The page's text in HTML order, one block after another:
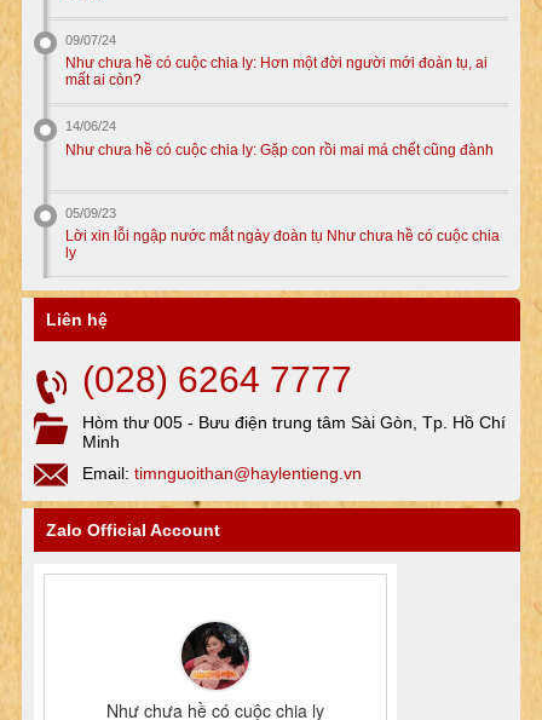
09/07/24
Như chưa hề có cuộc chia ly: Hơn một đời người mới đoàn tụ, ai
mất ai còn?
14/06/24
Như chưa hề có cuộc chia ly: Gặp con rồi mai má chết cũng đành
05/09/23
Lời xin lỗi ngập nước mắt ngày đoàn tụ Như chưa hề có cuộc chia
ly
Liên hệ
(028) 6264 7777
Hòm thư 005 - Bưu điện trung tâm Sài Gòn, Tp. Hồ Chí
Minh
Email: timnguoithan@haylentieng.vn
Zalo Official Account